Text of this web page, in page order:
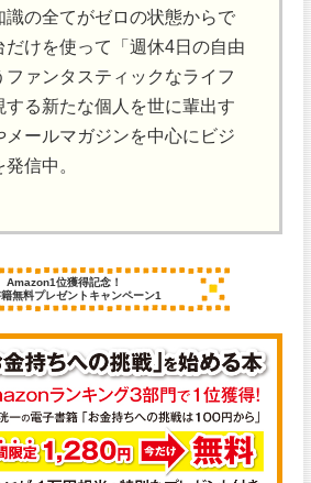
識の全てがゼロの状態からで
だけを使って「週休4日の自由
ファンタスティックなライフ
する新たな個人を世に輩出す
メールマガジンを中心にビジ
信中。
Amazon1位獲得記念！
無料プレゼントキャンペーン1